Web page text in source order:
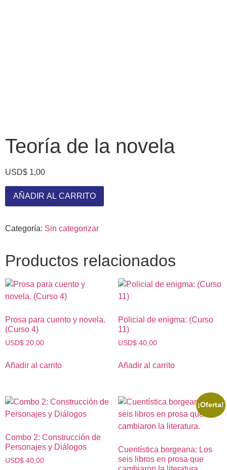
Teoría de la novela
USD$ 1,00
AÑADIR AL CARRITO
Categoría: Sin categorizar
Productos relacionados
Prosa para cuento y novela.
(Curso 4)
USD$ 20,00
Añadir al carrito
Policial de enigma: (Curso
11)
USD$40,00
Añadir al carrito
Combo 2: Construcción de
Personajes y Diálogos
USD$ 40,00
¡Oferta!
Cuentística borgeana: Los
seis libros en prosa que